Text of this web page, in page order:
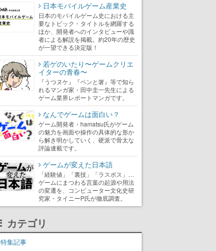
日本モバイルゲーム産業史
日本のモバイルゲーム史における主
要なトピック・タイトルを網羅する
ほか、開発者へのインタビューや識
者による解説を掲載。約20年の歴史
が一望できる決定版！
若ゲのいたり〜ゲームクリエ
イターの青春〜
『うつヌケ』『ペンと箸』等で知ら
れるマンガ家・田中圭一先生による
ゲーム業界レポートマンガです。
なんでゲームは面白い？
ゲーム開発者・hamatsu氏がゲーム
の魅力を画面や操作の具体的な形か
ら解き明かしていく、硬派で骨太な
評論連載です。
ゲームが変えた日本語
「経験値」「裏技」「ラスボス」…
ゲームにまつわる言葉の起源や用法
の変遷を、コンピューター文化史研
究家・タイニーP氏が徹底調査。
カテゴリ
特集記事